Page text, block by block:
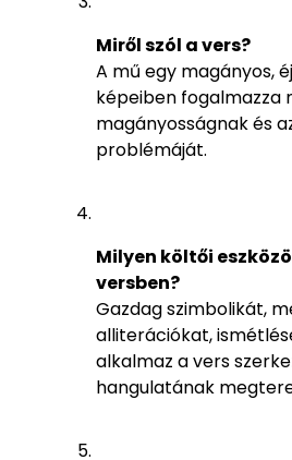
Miről szól a vers?
A mű egy magányos,
képeiben fogalmazza
magányosságnak és
problémáját.
Milyen költői
versben?
Gazdag szimbolikát,
alliterációkat,
alkalmaz a vers
hangulatának